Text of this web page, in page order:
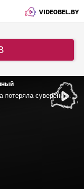
VIDEOBEL.BY
«История развивается по спирали» | Молдова потеряла суверенитет? | Что будет с Приднестровьем и Гагаузией?